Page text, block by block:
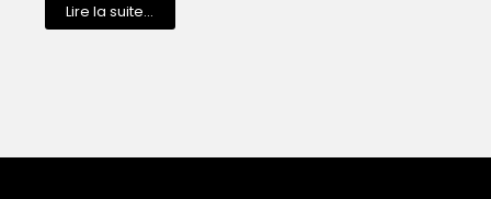
Lire la suite...